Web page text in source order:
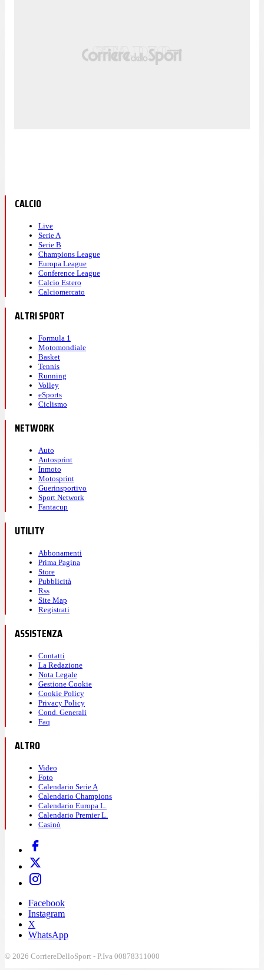
CALCIO
Live
Serie A
Serie B
Champions League
Europa League
Conference League
Calcio Estero
Calciomercato
ALTRI SPORT
Formula 1
Motomondiale
Basket
Tennis
Running
Volley
eSports
Ciclismo
NETWORK
Auto
Autosprint
Inmoto
Motosprint
Guerinsportivo
Sport Network
Fantacup
UTILITY
Abbonamenti
Prima Pagina
Store
Pubblicità
Rss
Site Map
Registrati
ASSISTENZA
Contatti
La Redazione
Nota Legale
Gestione Cookie
Cookie Policy
Privacy Policy
Cond. Generali
Faq
ALTRO
Video
Foto
Calendario Serie A
Calendario Champions
Calendario Europa L.
Calendario Premier L.
Casinò
Facebook
Instagram
X
WhatsApp
© 2026 CorriereDelloSport - P.Iva 00878311000